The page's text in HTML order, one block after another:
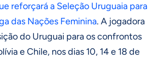
reforçará a Seleção Uruguaia para
das Nações Feminina. A jogadora
do Uruguai para os confrontos
e Chile, nos dias 10, 14 e 18 de